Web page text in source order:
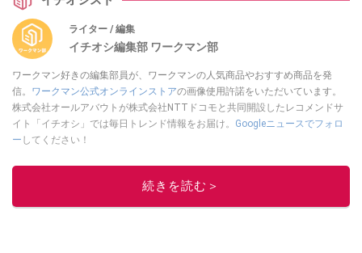
ライター / 編集
イチオシ編集部 ワークマン部
ワークマン好きの編集部員が、ワークマンの人気商品やおすすめ商品を発
信。 ワークマン公式オンラインストアの画像使用許諾をいただいています。
株式会社オールアバウトが株式会社NTTドコモと共同開設したレコメンドサ
イト「イチオシ」では毎日トレンド情報をお届け。 Googleニュースでフォロ
ー してください！
このイチオシストの他の記事を読む
続きを読む＞